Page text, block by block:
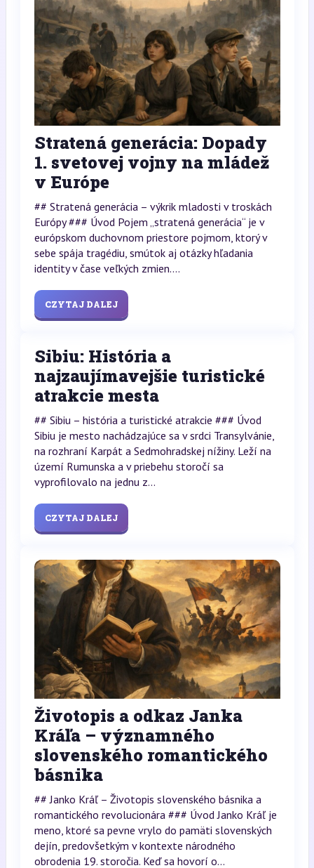
Stratená generácia: Dopady
1. svetovej vojny na mládež
v Európe
## Stratená generácia – výkrik mladosti v troskách
Európy ### Úvod Pojem „stratená generácia“ je v
európskom duchovnom priestore pojmom, ktorý v
sebe spája tragédiu, smútok aj otázky hľadania
identity v čase veľkých zmien....
CZYTAJ DALEJ
Sibiu: História a
najzaujímavejšie turistické
atrakcie mesta
## Sibiu – história a turistické atrakcie ### Úvod
Sibiu je mesto nachádzajúce sa v srdci Transylvánie,
na rozhraní Karpát a Sedmohradskej nížiny. Leží na
území Rumunska a v priebehu storočí sa
vyprofilovalo na jednu z...
CZYTAJ DALEJ
Životopis a odkaz Janka
Kráľa – významného
slovenského romantického
básnika
## Janko Kráľ – Životopis slovenského básnika a
romantického revolucionára ### Úvod Janko Kráľ je
meno, ktoré sa pevne vrylo do pamäti slovenských
dejín, predovšetkým v kontexte národného
obrodenia 19. storočia. Keď sa hovorí o...